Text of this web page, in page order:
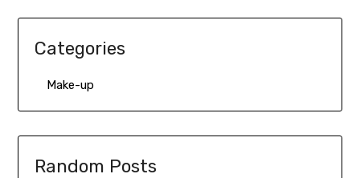
Categories
Make-up
Random Posts